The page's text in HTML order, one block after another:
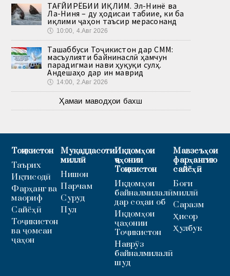
ТАҒЙИРЁБИИ ИҚЛИМ. Эл-Нинё ва
Ла-Ниня – ду ҳодисаи табиие, ки ба
иқлими ҷаҳон таъсир мерасонанд
🕔 10:00, 4.Авг 2026
Ташаббуси Тоҷикистон дар СММ:
масъулияти байнинаслӣ ҳамчун
парадигмаи нави ҳуқуқи сулҳ.
Андешаҳо дар ин маврид
🕔 14:00, 2.Авг 2026
Ҳамаи маводҳои бахш
Тоҷикистон
Таърих
Иқтисодӣ
Фарҳанг ва
маориф
Сайёҳӣ
Тоҷикистон
ва ҷомеаи
ҷаҳон
Муқаддасоти
миллӣ
Нишон
Парчам
Суруд
Пул
Иқдомҳои
ҷаҳонии
Тоҷикистон
Иқдомҳои
байналмилалӣ
дар соҳаи об
Иқдомҳои
ҷаҳонии
Тоҷикистон
Наврӯз
байналмилалӣ
шуд
Мавзеъҳои
фарҳангию
сайёҳӣ
Боғи
миллӣ
Саразм
Ҳисор
Ҳулбук